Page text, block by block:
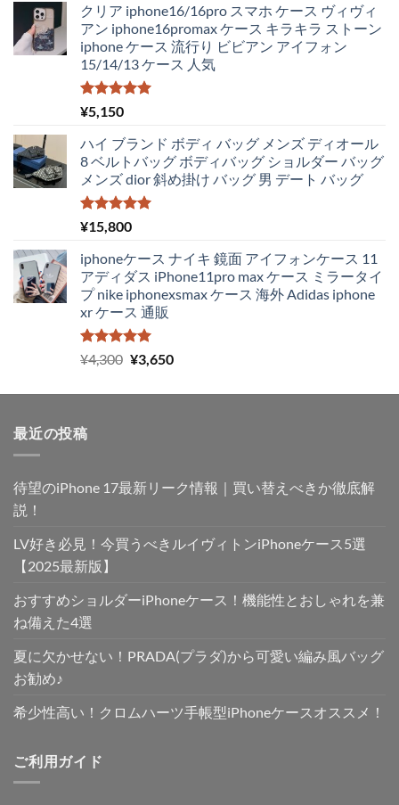
クリア iphone16/16pro スマホ ケース ヴィヴィ
アン iphone16promax ケース キラキラ ストーン
iphone ケース 流行り ビビアン アイフォン
15/14/13 ケース 人気
5段階中
5.00
¥5,150
ハイ ブランド ボディ バッグ メンズ ディオール
8 ベルトバッグ ボディバッグ ショルダー バッグ
メンズ dior 斜め掛け バッグ 男 デート バッグ
5段階中
5.00の評価
¥15,800
iphoneケース ナイキ 鏡面 アイフォンケース 11
アディダス iPhone11pro max ケース ミラータイ
プ nike iphonexsmax ケース 海外 Adidas iphone
xr ケース 通販
5段階中
5.00
の評価
¥4,300 元
価
し
¥3,650現
の
で
最近の投稿
待望のiPhone 17最新リーク情報｜買い替えべきか徹底解
説！
LV好き必見！今買うべきルイヴィトンiPhoneケース5選
【2025最新版】
おすすめショルダーiPhoneケース！機能性とおしゃれを兼
ね備えた4選
夏に欠かせない！PRADA(プラダ)から可愛い編み風バッグ
お勧め♪
希少性高い！クロムハーツ手帳型iPhoneケースオススメ！
ご利用ガイド